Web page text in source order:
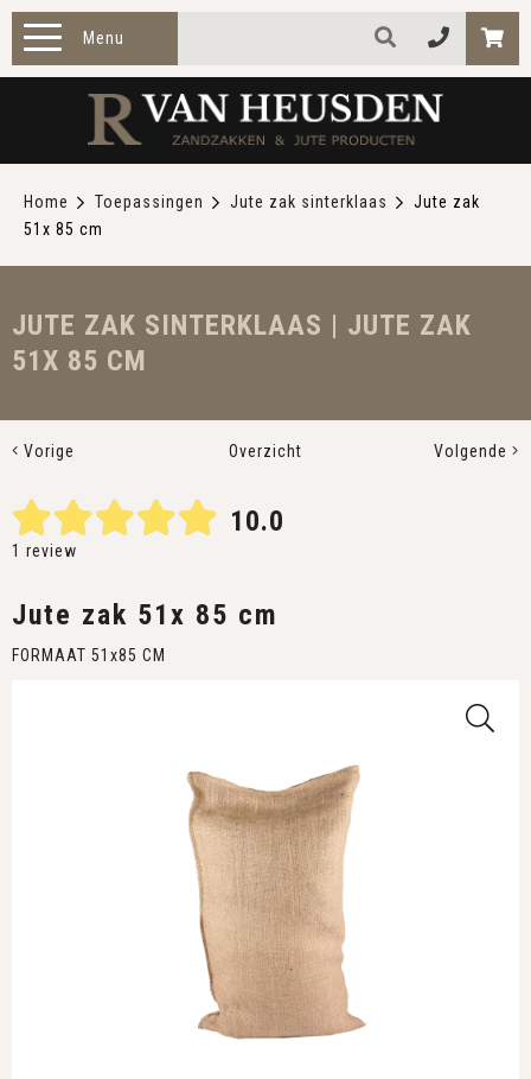
Menu
ZAKELIJK
OVER ONS
Home Toepassingen Jute zak sinterklaas
Jute zak
51x 85 cm
JUTE ZAK SINTERKLAAS | JUTE ZAK
51X 85 CM
Vorige Overzicht Volgende
10.0
1 review
Jute zak 51x 85 cm
FORMAAT 51x85 CM